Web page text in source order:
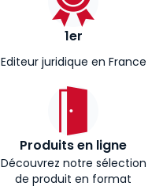
1er
Editeur juridique en France
Produits en ligne
Découvrez notre sélection
de produit en format